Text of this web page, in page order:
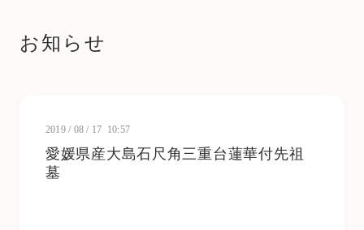
お知らせ
2019 / 08 / 17 10:57
愛媛県産大島石尺角三重台蓮華付先祖
墓